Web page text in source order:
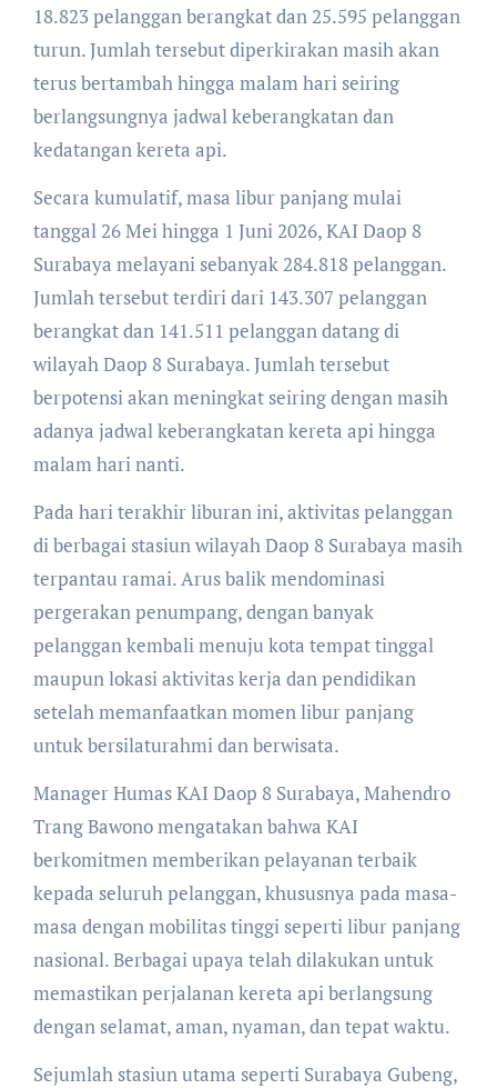
18.823 pelanggan berangkat dan 25.595 pelanggan
turun. Jumlah tersebut diperkirakan masih akan
terus bertambah hingga malam hari seiring
berlangsungnya jadwal keberangkatan dan
kedatangan kereta api.
Secara kumulatif, masa libur panjang mulai
tanggal 26 Mei hingga 1 Juni 2026, KAI Daop 8
Surabaya melayani sebanyak 284.818 pelanggan.
Jumlah tersebut terdiri dari 143.307 pelanggan
berangkat dan 141.511 pelanggan datang di
wilayah Daop 8 Surabaya. Jumlah tersebut
berpotensi akan meningkat seiring dengan masih
adanya jadwal keberangkatan kereta api hingga
malam hari nanti.
Pada hari terakhir liburan ini, aktivitas pelanggan
di berbagai stasiun wilayah Daop 8 Surabaya masih
terpantau ramai. Arus balik mendominasi
pergerakan penumpang, dengan banyak
pelanggan kembali menuju kota tempat tinggal
maupun lokasi aktivitas kerja dan pendidikan
setelah memanfaatkan momen libur panjang
untuk bersilaturahmi dan berwisata.
Manager Humas KAI Daop 8 Surabaya, Mahendro
Trang Bawono mengatakan bahwa KAI
berkomitmen memberikan pelayanan terbaik
kepada seluruh pelanggan, khususnya pada masa-
masa dengan mobilitas tinggi seperti libur panjang
nasional. Berbagai upaya telah dilakukan untuk
memastikan perjalanan kereta api berlangsung
dengan selamat, aman, nyaman, dan tepat waktu.
Sejumlah stasiun utama seperti Surabaya Gubeng,